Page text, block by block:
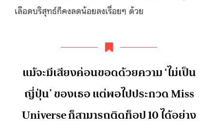
เลือดบริสุทธ์ก็คงลดน้อยลงเรื่อยๆ ด้วย
แม้จะมีเสียงค่อนขอดด้วยความ ‘ไม่เป็น
ญี่ปุ่น’ ของเธอ แต่พอไปประกวด Miss
Universe ก็สามารถติดท็อป 10 ได้อย่าง